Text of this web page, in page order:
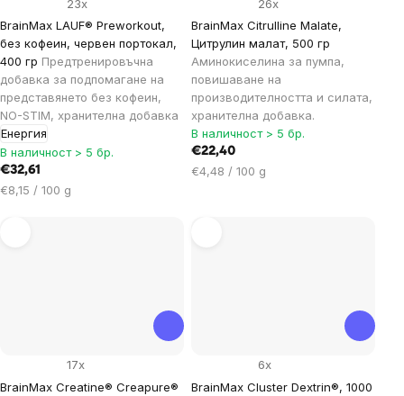
BrainMax LAUF® Preworkout,
без кофеин, червен портокал,
400 гр Предтренировъчна
добавка за подпомагане на
представянето без кофеин,
NO-STIM, хранителна добавка
Енергия
23x
В наличност > 5 бр.
€32,61
Цена
€8,15 / 100 g
BrainMax Citrulline Malate,
Цитрулин малат, 500 гр
Аминокиселина за пумпа,
повишаване на
производителността и силата,
хранителна добавка.
26x
В наличност > 5 бр.
€22,40
Цена
€4,48 / 100 g
BrainMax Creatine® Creapure®
17x
BrainMax Cluster Dextrin®, 1000
6x